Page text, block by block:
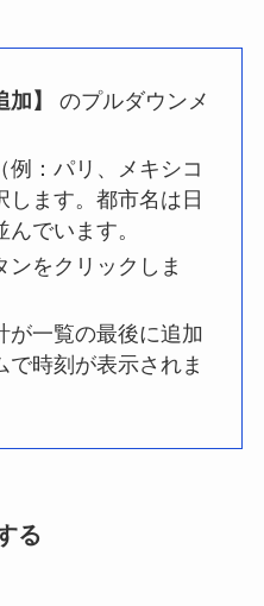
】
のプルダウンメ
例：パリ、メキシコ
します。都市名は日
でいます。
ンをクリックしま
が一覧の最後に追加
で時刻が表示されま
る